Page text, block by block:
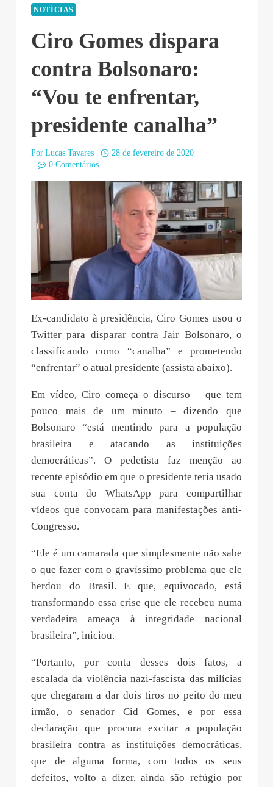
NOTÍCIAS
Ciro Gomes dispara
contra Bolsonaro:
“Vou te enfrentar,
presidente canalha”
Por Lucas Tavares
28 de fevereiro de 2020
0 Comentários
Ex-candidato à presidência, Ciro Gomes usou o
Twitter para disparar contra Jair Bolsonaro, o
classificando como “canalha” e prometendo
“enfrentar” o atual presidente (assista abaixo).
Em vídeo, Ciro começa o discurso – que tem
pouco mais de um minuto – dizendo que
Bolsonaro “está mentindo para a população
brasileira e atacando as instituições
democráticas”. O pedetista faz menção ao
recente episódio em que o presidente teria usado
sua conta do WhatsApp para compartilhar
vídeos que convocam para manifestações anti-
Congresso.
“Ele é um camarada que simplesmente não sabe
o que fazer com o gravíssimo problema que ele
herdou do Brasil. E que, equivocado, está
transformando essa crise que ele recebeu numa
verdadeira ameaça à integridade nacional
brasileira”, iniciou.
“Portanto, por conta desses dois fatos, a
escalada da violência nazi-fascista das milícias
que chegaram a dar dois tiros no peito do meu
irmão, o senador Cid Gomes, e por essa
declaração que procura excitar a população
brasileira contra as instituições democráticas,
que de alguma forma, com todos os seus
defeitos, volto a dizer, ainda são refúgio por